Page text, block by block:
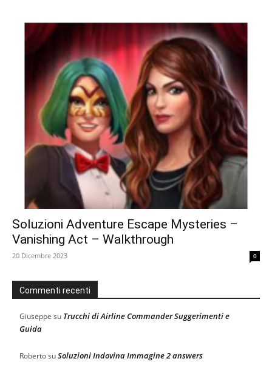
Soluzioni Adventure Escape Mysteries –
Vanishing Act – Walkthrough
20 Dicembre 2023 0
Commenti recenti
Giuseppe su Trucchi di Airline Commander Suggerimenti e
Guida
RobertosuSoluzioni Indovina Immagine 2 answers